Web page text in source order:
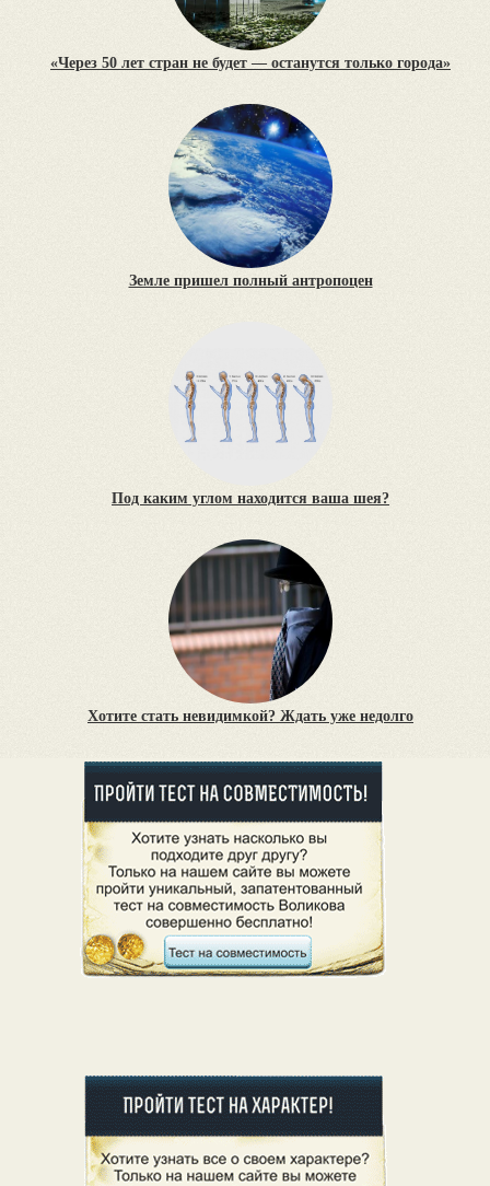
«Через 50 лет стран не будет — останутся только города»
Земле пришел полный антропоцен
Под каким углом находится ваша шея?
Хотите стать невидимкой? Ждать уже недолго